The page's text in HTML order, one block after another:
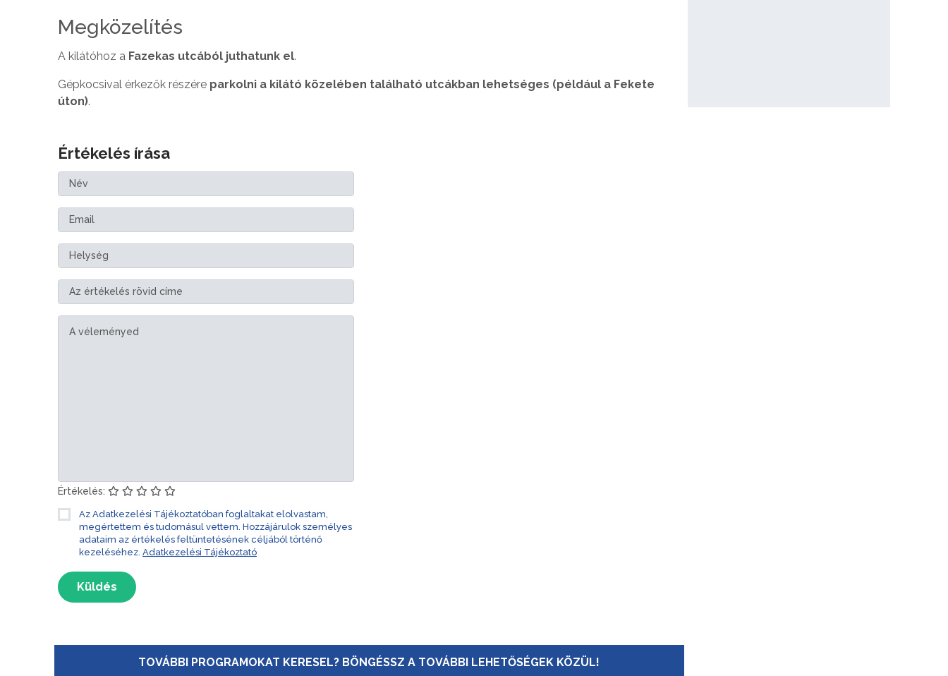
Megközelítés
A kilátóhoz a Fazekas utcából juthatunk el.
Gépkocsival érkezők részére parkolni a kilátó közelében található utcákban lehetséges (például a Fekete
úton).
Értékelés írása
Értékelés:
Az Adatkezelési Tájékoztatóban foglaltakat elolvastam,
megértettem és tudomásul vettem. Hozzájárulok személyes
adataim az értékelés feltüntetésének céljából történő
kezeléséhez. Adatkezelési Tájékoztató
Küldés
TOVÁBBI PROGRAMOKAT KERESEL? BÖNGÉSSZ A TOVÁBBI LEHETŐSÉGEK KÖZÜL!